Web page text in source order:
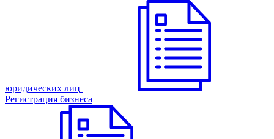
юридических лиц
Регистрация бизнеса